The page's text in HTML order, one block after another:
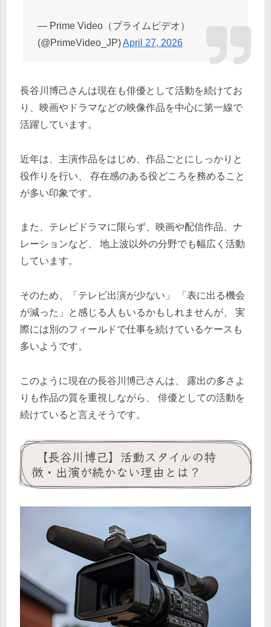
— Prime Video（プライムビデオ）
(@PrimeVideo_JP)April 27, 2026
長谷川博己さんは現在も俳優として活動を続けてお
り、映画やドラマなどの映像作品を中心に第一線で
活躍しています。
近年は、主演作品をはじめ、作品ごとにしっかりと
役作りを行い、 存在感のある役どころを務めること
が多い印象です。
また、テレビドラマに限らず、映画や配信作品、ナ
レーションなど、 地上波以外の分野でも幅広く活動
しています。
そのため、「テレビ出演が少ない」 「表に出る機会
が減った」と感じる人もいるかもしれませんが、 実
際には別のフィールドで仕事を続けているケースも
多いようです。
このように現在の長谷川博己さんは、 露出の多さよ
りも作品の質を重視しながら、 俳優としての活動を
続けていると言えそうです。
【長谷川博己】活動スタイルの特
徴・出演が続かない理由とは？